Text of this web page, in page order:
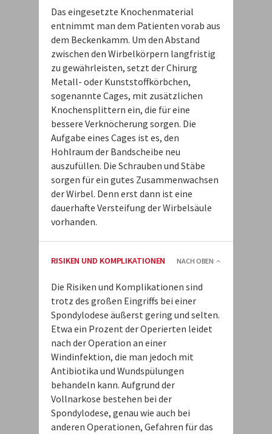
Das eingesetzte Knochenmaterial
entnimmt man dem Patienten vorab aus
dem Beckenkamm. Um den Abstand
zwischen den Wirbelkörpern langfristig
zu gewährleisten, setzt der Chirurg
Metall- oder Kunststoffkörbchen,
sogenannte Cages, mit zusätzlichen
Knochensplittern ein, die für eine
bessere Verknöcherung sorgen. Die
Aufgabe eines Cages ist es, den
Hohlraum der Bandscheibe neu
auszufüllen. Die Schrauben und Stäbe
sorgen für ein gutes Zusammenwachsen
der Wirbel. Denn erst dann ist eine
dauerhafte Versteifung der Wirbelsäule
vorhanden.
RISIKEN UND KOMPLIKATIONEN NACH OBEN
Die Risiken und Komplikationen sind
trotz des großen Eingriffs bei einer
Spondylodese äußerst gering und selten.
Etwa ein Prozent der Operierten leidet
nach der Operation an einer
Windinfektion, die man jedoch mit
Antibiotika und Wundspülungen
behandeln kann. Aufgrund der
Vollnarkose bestehen bei der
Spondylodese, genau wie auch bei
anderen Operationen, Gefahren für das